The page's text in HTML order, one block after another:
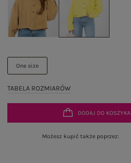
One size
TABELA ROZMIARÓW
DODAJ DO KOSZYKA
Możesz kupić także poprzez: